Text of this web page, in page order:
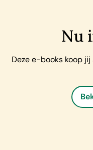
Nu
Deze e-books koop